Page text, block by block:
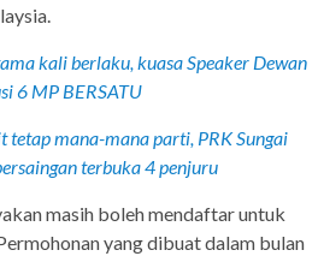
kali berlaku, kuasa Speaker Dewan
6 MP BERSATU
tetap mana-mana parti, PRK Sungai
terbuka 4 penjuru
masih boleh mendaftar untuk
yang dibuat dalam bulan